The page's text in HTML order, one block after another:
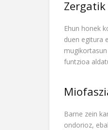
Ehun honek
duen egitura
funtzioa
Barne zein
ondorioz,